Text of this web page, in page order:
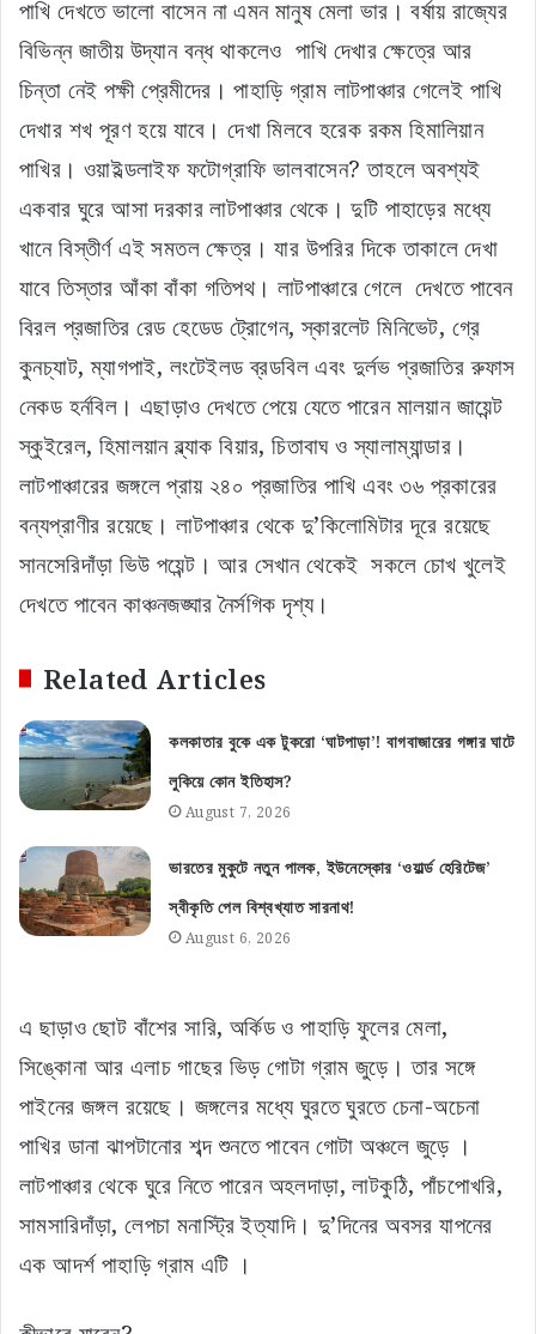
পাখি দেখতে ভালো বাসেন না এমন মানুষ মেলা ভার। বর্ষায় রাজ্যের
বিভিন্ন জাতীয় উদ্যান বন্ধ থাকলেও পাখি দেখার ক্ষেত্রে আর
চিন্তা নেই পক্ষী প্রেমীদের। পাহাড়ি গ্রাম লাটপাঞ্চার গেলেই পাখি
দেখার শখ পূরণ হয়ে যাবে। দেখা মিলবে হরেক রকম হিমালিয়ান
পাখির। ওয়াইল্ডলাইফ ফটোগ্রাফি ভালবাসেন? তাহলে অবশ্যই
একবার ঘুরে আসা দরকার লাটপাঞ্চার থেকে। দুটি পাহাড়ের মধ্যে
খানে বিস্তীর্ণ এই সমতল ক্ষেত্র। যার উপরির দিকে তাকালে দেখা
যাবে তিস্তার আঁকা বাঁকা গতিপথ। লাটপাঞ্চারে গেলে দেখতে পাবেন
বিরল প্রজাতির রেড হেডেড ট্রোগেন, স্কারলেট মিনিভেট, গ্রে
কুনচ্যাট, ম্যাগপাই, লংটেইলড ব্রডবিল এবং দুর্লভ প্রজাতির রুফাস
নেকড হর্নবিল। এছাড়াও দেখতে পেয়ে যেতে পারেন মালয়ান জায়েন্ট
স্কুইরেল, হিমালয়ান ব্ল্যাক বিয়ার, চিতাবাঘ ও স্যালাম্যান্ডার।
লাটপাঞ্চারের জঙ্গলে প্রায় ২৪০ প্রজাতির পাখি এবং ৩৬ প্রকারের
বন্যপ্রাণীর রয়েছে। লাটপাঞ্চার থেকে দু’কিলোমিটার দূরে রয়েছে
সানসেরিদাঁড়া ভিউ পয়েন্ট। আর সেখান থেকেই সকলে চোখ খুলেই
দেখতে পাবেন কাঞ্চনজঙ্ঘার নৈর্সগিক দৃশ্য।‌
Related Articles
কলকাতার বুকে এক টুকরো ‘ঘাটপাড়া’! বাগবাজারের গঙ্গার ঘাটে
লুকিয়ে কোন ইতিহাস?
August 7, 2026
ভারতের মুকুটে নতুন পালক, ইউনেস্কোর ‘ওয়ার্ল্ড হেরিটেজ’
স্বীকৃতি পেল বিশ্বখ্যাত সারনাথ!
August 6, 2026
এ ছাড়াও ছোট বাঁশের সারি, অর্কিড ও পাহাড়ি ফুলের মেলা,
সিঙ্কোনা আর এলাচ গাছের ভিড় গোটা গ্রাম জুড়ে। তার সঙ্গে
পাইনের জঙ্গল রয়েছে। জঙ্গলের মধ্যে ঘুরতে ঘুরতে চেনা-অচেনা
পাখির ডানা ঝাপটানোর শব্দ শুনতে পাবেন গোটা অঞ্চলে জুড়ে ।
লাটপাঞ্চার থেকে ঘুরে নিতে পারেন অহলদাড়া, লাটকুঠি, পাঁচপোখরি,
সামসারিদাঁড়া, লেপচা মনাস্ট্রি ইত্যাদি। দু’দিনের অবসর যাপনের
এক আদর্শ পাহাড়ি গ্রাম এটি ।